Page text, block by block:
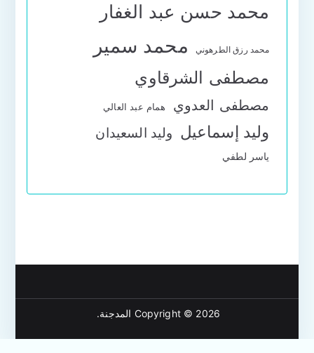
محمد حسن عبد الغفار
محمد رزق الطرهوني محمد سمير
مصطفى الشرقاوي
مصطفى العدوي همام عبد العالي
وليد إسماعيل وليد السعيدان
ياسر لطفي
Copyright © 2026 المدجنة.